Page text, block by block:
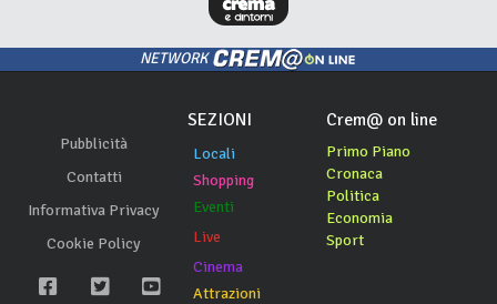
NETWORK
Pubblicità
Contatti
Informativa Privacy
Cookie Policy
SEZIONI
Locali
Shopping
Eventi
Live
Cinema
Attrazioni
Crem@ on line
Primo Piano
Cronaca
Politica
Economia
Sport